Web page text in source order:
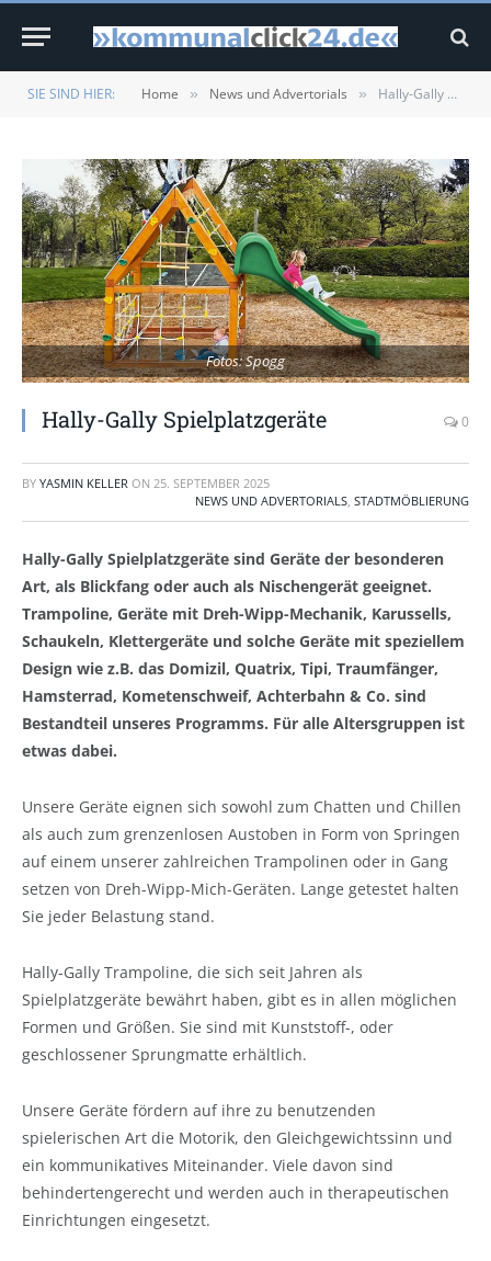
SIE SIND HIER: Home » News und Advertorials » Hally-Gally Spielplatzgeräte
Fotos: Spogg
Hally-Gally Spielplatzgeräte 0
BY YASMIN KELLER ON 25. SEPTEMBER 2025
NEWS UND ADVERTORIALS, STADTMÖBLIERUNG
Hally-Gally Spielplatzgeräte sind Geräte der besonderen
Art, als Blickfang oder auch als Nischengerät geeignet.
Trampoline, Geräte mit Dreh-Wipp-Mechanik, Karussells,
Schaukeln, Klettergeräte und solche Geräte mit speziellem
Design wie z.B. das Domizil, Quatrix, Tipi, Traumfänger,
Hamsterrad, Kometenschweif, Achterbahn & Co. sind
Bestandteil unseres Programms. Für alle Altersgruppen ist
etwas dabei.
Unsere Geräte eignen sich sowohl zum Chatten und Chillen
als auch zum grenzenlosen Austoben in Form von Springen
auf einem unserer zahlreichen Trampolinen oder in Gang
setzen von Dreh-Wipp-Mich-Geräten. Lange getestet halten
Sie jeder Belastung stand.
Hally-Gally Trampoline, die sich seit Jahren als
Spielplatzgeräte bewährt haben, gibt es in allen möglichen
Formen und Größen. Sie sind mit Kunststoff-, oder
geschlossener Sprungmatte erhältlich.
Unsere Geräte fördern auf ihre zu benutzenden
spielerischen Art die Motorik, den Gleichgewichtssinn und
ein kommunikatives Miteinander. Viele davon sind
behindertengerecht und werden auch in therapeutischen
Einrichtungen eingesetzt.